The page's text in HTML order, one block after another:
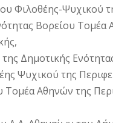
Φιλοθέης-Ψυχικού
Βορείου Τομέα
της Δημοτικής
Ψυχικού της
Τομέα Αθηνών της